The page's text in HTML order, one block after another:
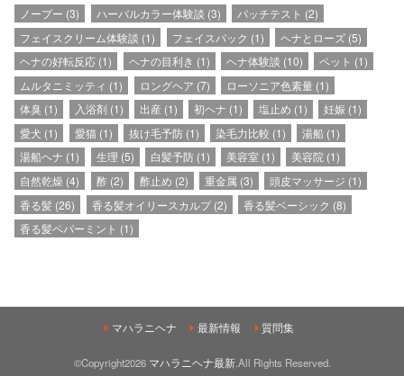
ノープー (3) ハーバルカラー体験談 (3) パッチテスト (2)
フェイスクリーム体験談 (1) フェイスパック (1) ヘナとローズ(5)
ヘナの好転反応 (1) ヘナの目利き (1) ヘナ体験談 (10) ペット (1)
ムルタニミッティ (1) ロングヘア (7) ローソニア色素量(1)
体臭 (1) 入浴剤(1) 出産(1) 初ヘナ (1) 塩止め (1) 妊娠 (1)
愛犬 (1) 愛猫(1) 抜け毛予防(1) 染毛力比較 (1) 湯船 (1)
湯船ヘナ (1) 生理 (5) 白髪予防(1) 美容室 (1) 美容院 (1)
自然乾燥 (4) 酢(2) 酢止め (2) 重金属 (3) 頭皮マッサージ (1)
香る髪 (26) 香る髪オイリースカルプ(2) 香る髪ベーシック (8)
香る髪ペパーミント (1)
マハラニヘナ 最新情報 質問集
©Copyright2026 マハラニヘナ最新.All Rights Reserved.